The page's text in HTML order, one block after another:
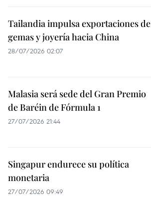
Tailandia impulsa exportaciones de
gemas y joyería hacia China
28/07/2026 02:07
Malasia será sede del Gran Premio
de Baréin de Fórmula 1
27/07/2026 21:44
Singapur endurece su política
monetaria
27/07/2026 09:49